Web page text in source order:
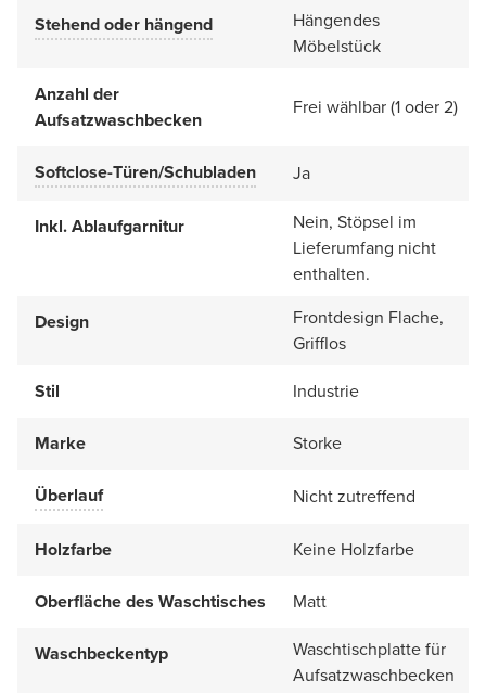
Stehend oder hängend
Hängendes
Möbelstück
Anzahl der
Aufsatzwaschbecken
Frei wählbar (1 oder 2)
Softclose-Türen/Schubladen Ja
Inkl. Ablaufgarnitur
Nein, Stöpsel im
Lieferumfang nicht
enthalten.
Design
Frontdesign Flache,
Grifflos
Stil
Industrie
Marke Storke
Überlauf Nicht zutreffend
Holzfarbe Keine Holzfarbe
Oberfläche des Waschtisches Matt
Waschbeckentyp
Waschtischplatte für
Aufsatzwaschbecken